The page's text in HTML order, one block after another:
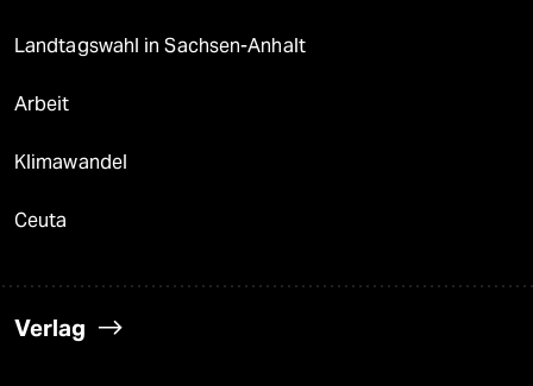
Landtagswahl in Sachsen-Anhalt
Arbeit
Klimawandel
Ceuta
Verlag